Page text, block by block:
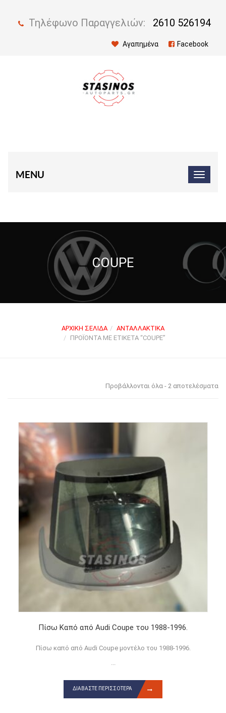
Τηλέφωνο Παραγγελιών: 2610 526194
Αγαπημένα Facebook
MENU
COUPE
ΑΡΧΙΚΉ ΣΕΛΊΔΑ
ΑΝΤΑΛΛΑΚΤΙΚΆ
ΠΡΟΪΌΝΤΑ ΜΕ ΕΤΙΚΈΤΑ “COUPE”
Προβάλλονται όλα - 2 αποτελέσματα
Πίσω Καπό από Audi Coupe του 1988-1996.
Πίσω καπό από Audi Coupe μοντέλο του 1988-1996.
...
ΔΙΑΒΆΣΤΕ ΠΕΡΙΣΣΌΤΕΡΑ